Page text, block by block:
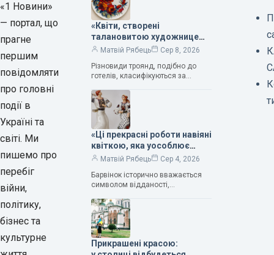
«1 Новини»
— портал, що
прагне
першим
повідомляти
про головні
події в
Україні та
світі. Ми
пишемо про
перебіг
війни,
політику,
бізнес та
культурне
«Квіти, створені
талановитою художницею
Валентиною Трегубовою,
— колекціонерка Людмила
Карпінська-Романюк
Матвій Рябець
Сер 8, 2026
Різновиди троянд, подібно до
готелів, класифікуються за
класифікації квітів їх лише чотири.
Критерії оцінки включають
розмір…
«Ці прекрасні роботи навіяні
квіткою, яка уособлює
нескінченне кохання», —
Людмила Карпінська-
Романюк
Матвій Рябець
Сер 4, 2026
Барвінок історично вважається
символом відданості,
та тривалого подружнього союзу.
Саме тому ця рослина надихала і
продовжує надихати митців на
Прикрашені красою: